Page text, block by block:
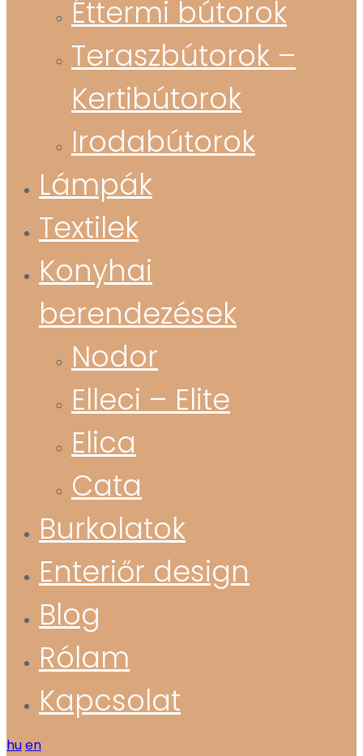
Éttermi bútorok
Teraszbútorok –
Kertibútorok
Irodabútorok
Lámpák
Textilek
Konyhai
berendezések
Nodor
Elleci – Elite
Elica
Cata
Burkolatok
Enteriőr design
Blog
Rólam
Kapcsolat
huen